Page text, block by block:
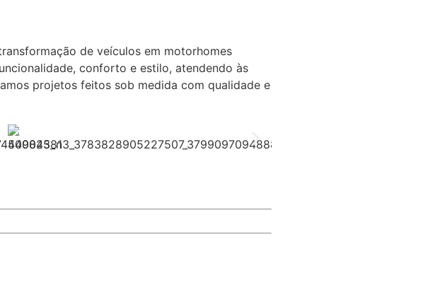
de veículos em motorhomes
conforto e estilo, atendendo às
projetos feitos sob medida com qualidade e